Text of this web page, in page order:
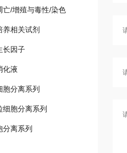
亡/增殖与毒性/染色
养相关试剂
长因子
化液
胞分离系列
细胞分离系列
分离系列